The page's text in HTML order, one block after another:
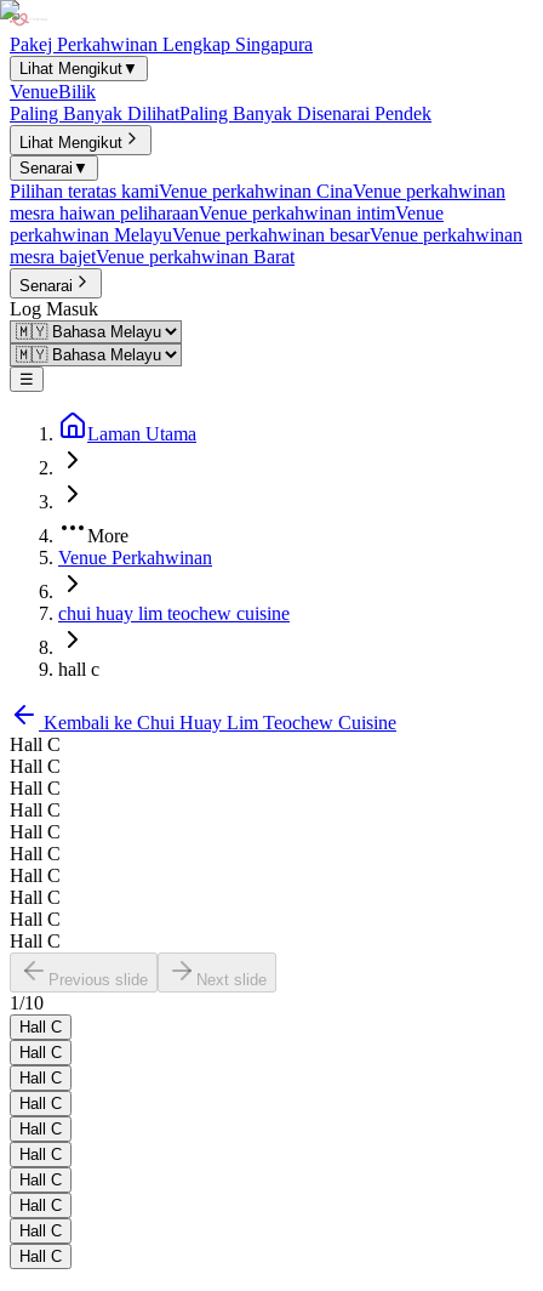
Pakej Perkahwinan Lengkap Singapura
Lihat Mengikut▼
VenueBilik
Paling Banyak DilihatPaling Banyak Disenarai Pendek
Lihat Mengikut
Senarai ▼
Pilihan teratas kamiVenue perkahwinan CinaVenue perkahwinan
mesra haiwan peliharaanVenue perkahwinan intimVenue
perkahwinan MelayuVenue perkahwinan besarVenue perkahwinan
mesra bajetVenue perkahwinan Barat
Senarai
Log Masuk
☰
Laman Utama
More
Venue Perkahwinan
chui huay lim teochew cuisine
hall c
Kembali ke Chui Huay Lim Teochew Cuisine
Hall C
Hall C
Hall C
Hall C
Hall C
Hall C
Hall C
Hall C
Hall C
Hall C
Previous slide Next slide
1/10
Hall C
Hall C
Hall C
Hall C
Hall C
Hall C
Hall C
Hall C
Hall C
Hall C